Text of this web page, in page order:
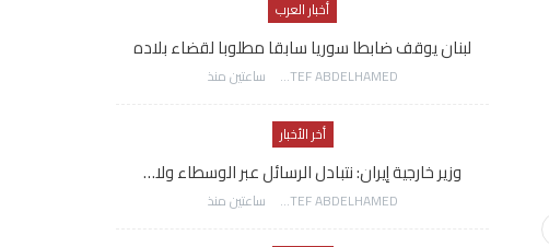
أخبار العرب
لبنان يوقف ضابطا سوريا سابقا مطلوبا لقضاء بلاده
AWATEF ABDELHAMED ساعتين منذ
أخر الأخبار
وزير خارجية إيران: نتبادل الرسائل عبر الوسطاء ولا…
AWATEF ABDELHAMED ساعتين منذ